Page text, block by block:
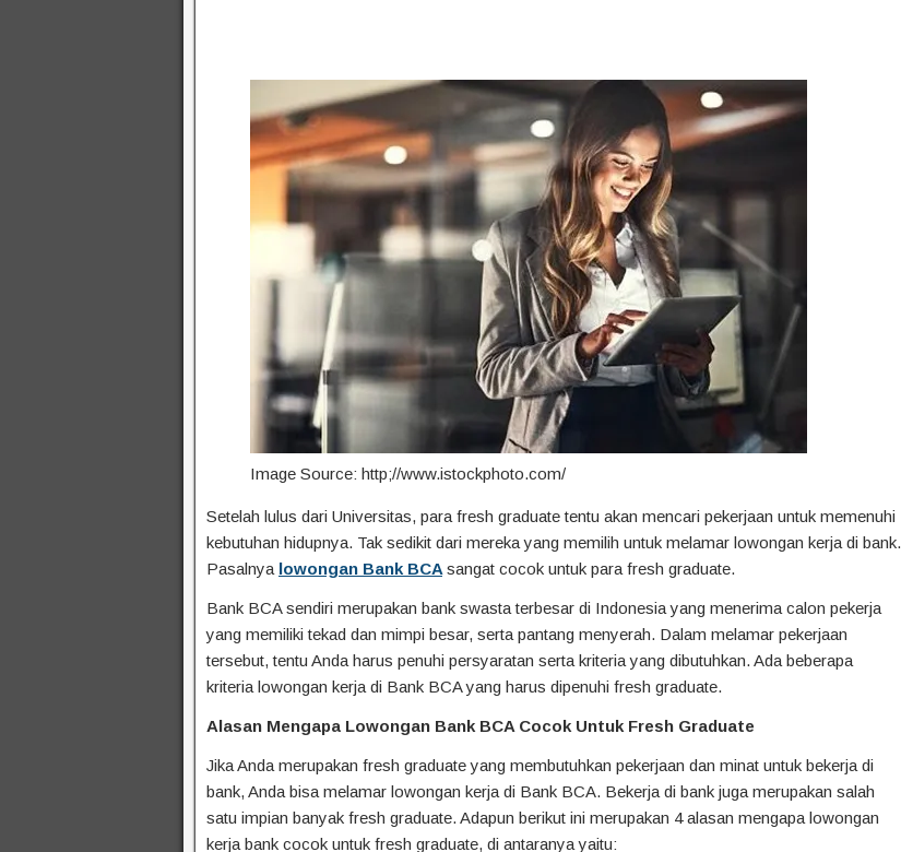
Image Source: http;//www.istockphoto.com/
Setelah lulus dari Universitas, para fresh graduate tentu akan mencari pekerjaan untuk memenuhi
kebutuhan hidupnya. Tak sedikit dari mereka yang memilih untuk melamar lowongan kerja di bank.
Pasalnya lowongan Bank BCA sangat cocok untuk para fresh graduate.
Bank BCA sendiri merupakan bank swasta terbesar di Indonesia yang menerima calon pekerja
yang memiliki tekad dan mimpi besar, serta pantang menyerah. Dalam melamar pekerjaan
tersebut, tentu Anda harus penuhi persyaratan serta kriteria yang dibutuhkan. Ada beberapa
kriteria lowongan kerja di Bank BCA yang harus dipenuhi fresh graduate.
Alasan Mengapa Lowongan Bank BCA Cocok Untuk Fresh Graduate
Jika Anda merupakan fresh graduate yang membutuhkan pekerjaan dan minat untuk bekerja di
bank, Anda bisa melamar lowongan kerja di Bank BCA. Bekerja di bank juga merupakan salah
satu impian banyak fresh graduate. Adapun berikut ini merupakan 4 alasan mengapa lowongan
kerja bank cocok untuk fresh graduate, di antaranya yaitu: